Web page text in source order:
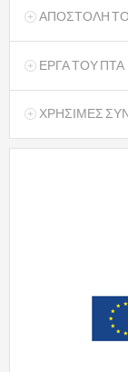
ΑΠΟΣΤΟΛΗ
ΕΡΓΑ ΤΟΥ ΠΤΑ
ΧΡΗΣΙΜΕΣ